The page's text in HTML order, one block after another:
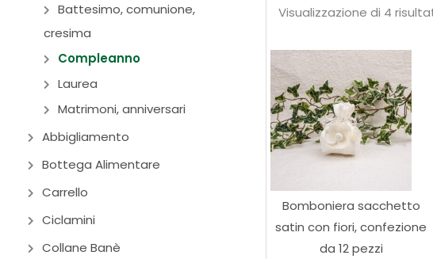
Battesimo, comunione,
cresima
Compleanno
Laurea
Matrimoni, anniversari
Abbigliamento
Bottega Alimentare
Carrello
Ciclamini
Collane Banè
Visualizzazione di 4
Bomboniera sacchetto
satin con fiori, confezione
da 12 pezzi